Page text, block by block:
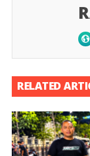
RELATED